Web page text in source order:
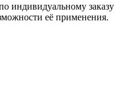
индивидуальному заказу
её применения.